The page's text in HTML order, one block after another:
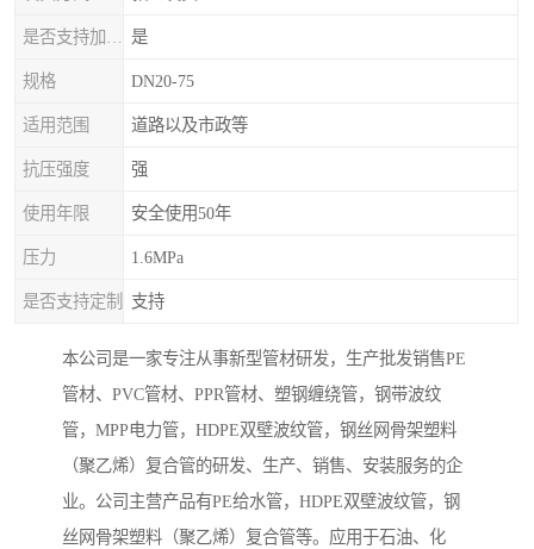
是
规格 DN20-75
适用范围 道路以及市政等
抗压强度 强
使用年限 安全使用50年
压力 1.6MPa
是否支持定制 支持
本公司是一家专注从事新型管材研发，生产批发销售PE
管材、PVC管材、PPR管材、塑钢缠绕管，钢带波纹
管，MPP电力管，HDPE双壁波纹管，钢丝网骨架塑料
（聚乙烯）复合管的研发、生产、销售、安装服务的企
业。公司主营产品有PE给水管，HDPE双壁波纹管，钢
丝网骨架塑料（聚乙烯）复合管等。应用于石油、化